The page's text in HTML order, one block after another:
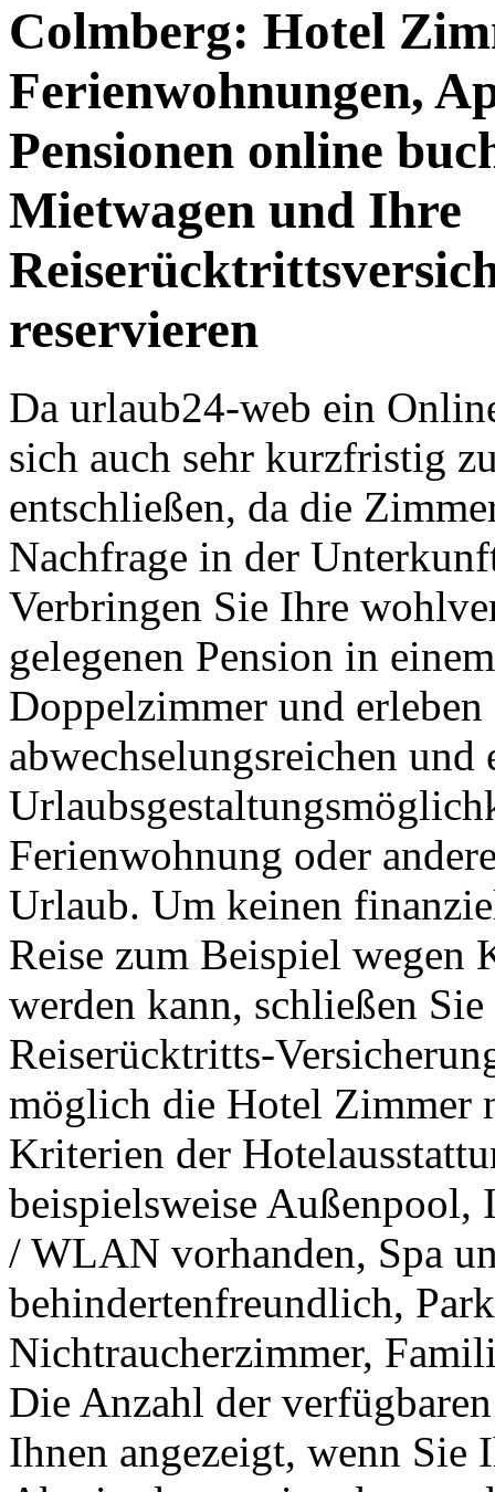
Colmberg: Hotel
Ferienwohnungen,
Pensionen online
Mietwagen und Ihre
reservieren
Da urlaub24-web ein
sich auch sehr kurzfristig
entschließen, da die
Nachfrage in der
Verbringen Sie Ihre
gelegenen Pension in
Doppelzimmer und
abwechselungsreichen und
Ferienwohnung oder
Urlaub. Um keinen
Reise zum Beispiel wegen
werden kann, schließen
Reiserücktritts-
möglich die Hotel Zimmer
Kriterien der
beispielsweise Außenpool,
/ WLAN vorhanden, Spa
behindertenfreundlich,
Nichtraucherzimmer,
Die Anzahl der
Ihnen angezeigt, wenn Sie